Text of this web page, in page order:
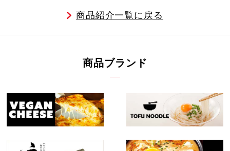
商品紹介一覧に戻る
商品ブランド